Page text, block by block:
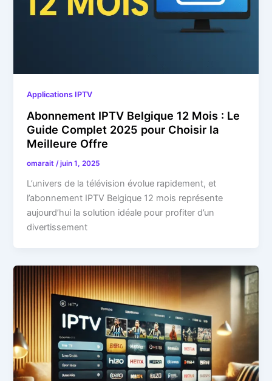
Applications IPTV
Abonnement IPTV Belgique 12 Mois : Le
Guide Complet 2025 pour Choisir la
Meilleure Offre
omarait/juin 1, 2025
L’univers de la télévision évolue rapidement, et
l’abonnement IPTV Belgique 12 mois représente
aujourd’hui la solution idéale pour profiter d’un
divertissement